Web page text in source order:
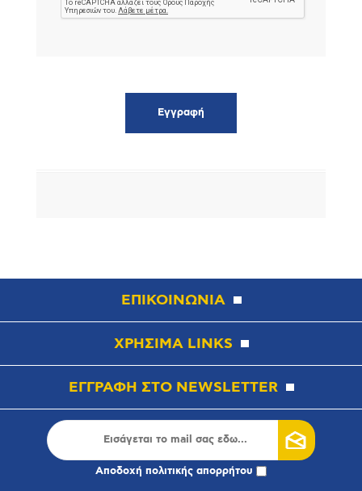
ΕΠΙΚΟΙΝΩΝΙΑ
ΧΡΗΣΙΜΑ LINKS
ΕΓΓΡΑΦΗ ΣΤΟ NEWSLETTER
Αποδοχή πολιτικής απορρήτου